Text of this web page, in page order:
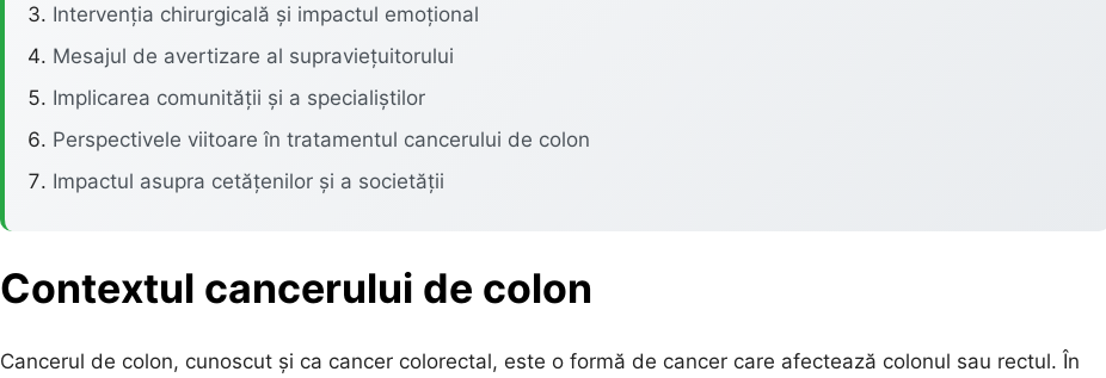
Intervenția chirurgicală și impactul emoțional
Mesajul de avertizare al supraviețuitorului
Implicarea comunității și a specialiștilor
Perspectivele viitoare în tratamentul cancerului de colon
Impactul asupra cetățenilor și a societății
Contextul cancerului de colon
Cancerul de colon, cunoscut și ca cancer colorectal, este o formă de cancer care afectează colonul sau rectul. În